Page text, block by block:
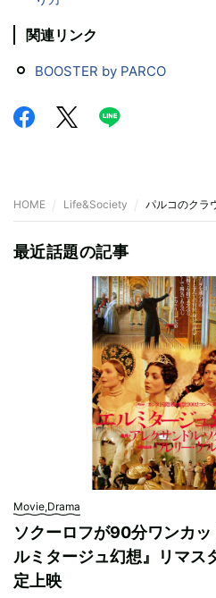
関連リンク
BOOSTER by PARCO
HOME Life&Society パルコのクラ
最近話題の記事
Movie,Drama
ソクーロフが90分ワンカ
ルミタージュ幻想』リマス
定上映